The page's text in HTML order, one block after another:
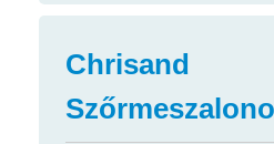
Chrisand